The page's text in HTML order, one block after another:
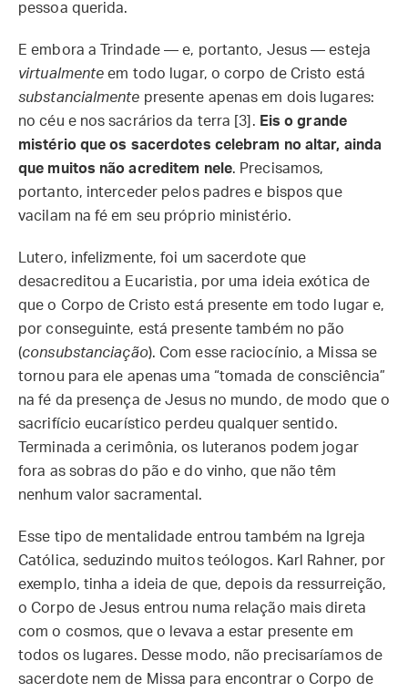
pessoa querida.
E embora a Trindade — e, portanto, Jesus — esteja
virtualmenteem todo lugar, o corpo de Cristo está
substancialmente presente apenas em dois lugares:
no céu e nos sacrários da terra [3]. Eis o grande
mistério que os sacerdotes celebram no altar, ainda
que muitos não acreditem nele. Precisamos,
portanto, interceder pelos padres e bispos que
vacilam na fé em seu próprio ministério.
Lutero, infelizmente, foi um sacerdote que
desacreditou a Eucaristia, por uma ideia exótica de
que o Corpo de Cristo está presente em todo lugar e,
por conseguinte, está presente também no pão
(consubstanciação). Com esse raciocínio, a Missa se
tornou para ele apenas uma “tomada de consciência”
na fé da presença de Jesus no mundo, de modo que o
sacrifício eucarístico perdeu qualquer sentido.
Terminada a cerimônia, os luteranos podem jogar
fora as sobras do pão e do vinho, que não têm
nenhum valor sacramental.
Esse tipo de mentalidade entrou também na Igreja
Católica, seduzindo muitos teólogos. Karl Rahner, por
exemplo, tinha a ideia de que, depois da ressurreição,
o Corpo de Jesus entrou numa relação mais direta
com o cosmos, que o levava a estar presente em
todos os lugares. Desse modo, não precisaríamos de
sacerdote nem de Missa para encontrar o Corpo de